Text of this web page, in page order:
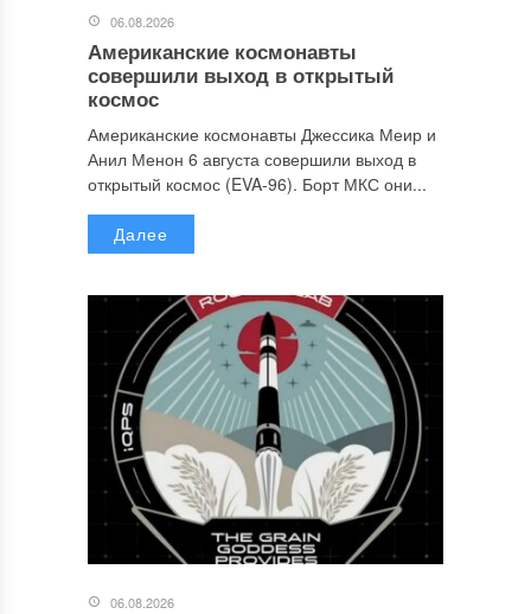
06.08.2026
Американские космонавты
совершили выход в открытый
космос
Американские космонавты Джессика Меир и
Анил Менон 6 августа совершили выход в
открытый космос (EVA-96). Борт МКС они...
Далее
06.08.2026